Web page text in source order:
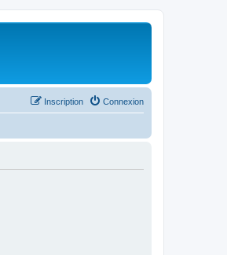
Connexion
Inscription